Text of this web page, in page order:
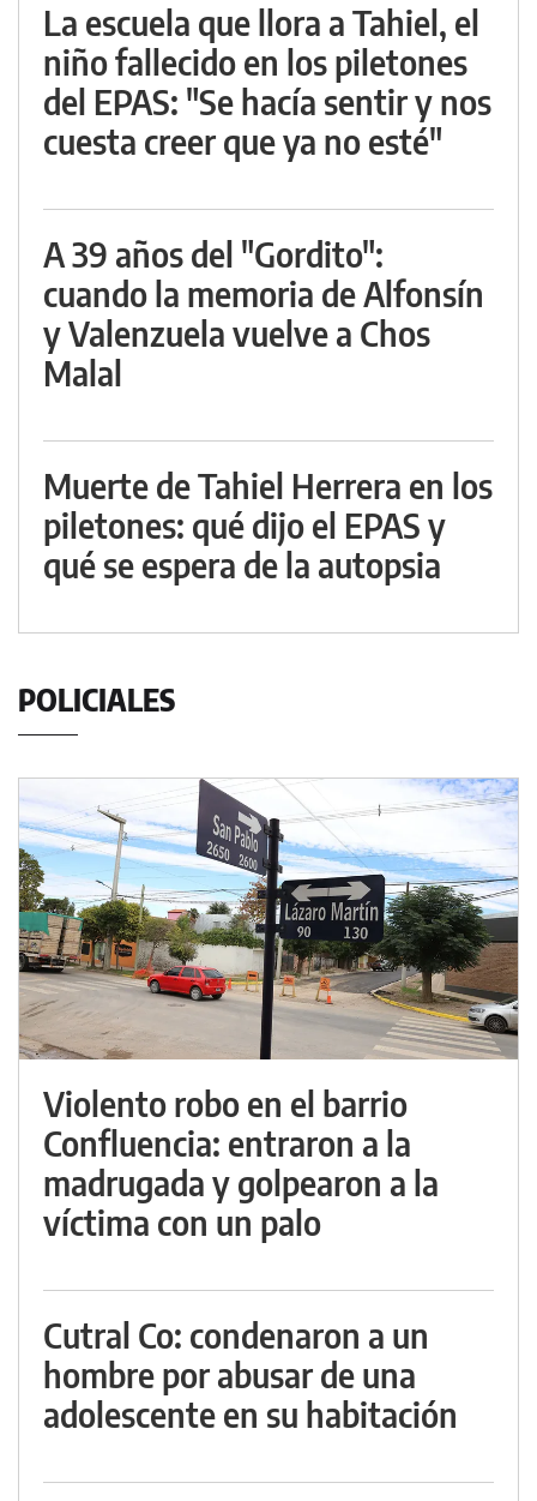
La escuela que llora a Tahiel, el
niño fallecido en los piletones
del EPAS: "Se hacía sentir y nos
cuesta creer que ya no esté"
A 39 años del "Gordito":
cuando la memoria de Alfonsín
y Valenzuela vuelve a Chos
Malal
Muerte de Tahiel Herrera en los
piletones: qué dijo el EPAS y
qué se espera de la autopsia
POLICIALES
Violento robo en el barrio
Confluencia: entraron a la
madrugada y golpearon a la
víctima con un palo
Cutral Co: condenaron a un
hombre por abusar de una
adolescente en su habitación